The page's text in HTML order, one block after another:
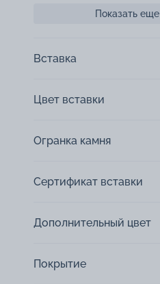
Показать еще
Вставка
Цвет вставки
Огранка камня
Сертификат вставки
Дополнительный цвет
Покрытие